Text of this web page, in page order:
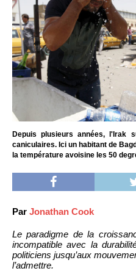
Depuis plusieurs années, l'Irak
caniculaires. Ici un habitant de
la température avoisine les 50
Par Jonathan Cook
Le paradigme de la
incompatible avec la
politiciens jusqu’aux
l’admettre.